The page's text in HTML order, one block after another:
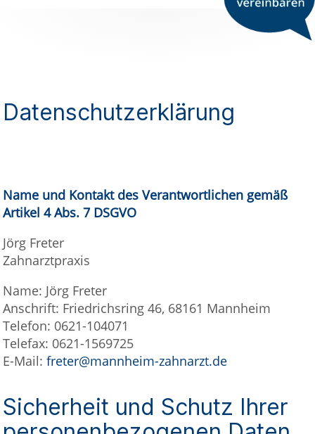
Datenschutzerklärung
Name und Kontakt des Verantwortlichen gemäß
Artikel 4 Abs. 7 DSGVO
Jörg Freter
Zahnarztpraxis
Name: Jörg Freter
Anschrift: Friedrichsring 46, 68161 Mannheim
Telefon: 0621-104071
Telefax: 0621-1569725
E-Mail:freter@mannheim-zahnarzt.de
Sicherheit und Schutz Ihrer